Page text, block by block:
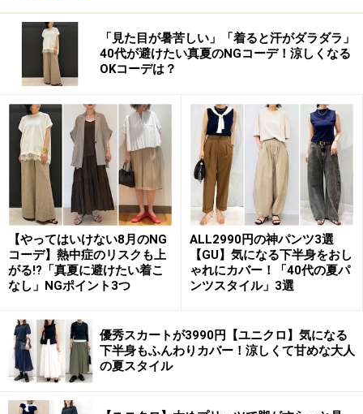
用していくうち、本体に使用感が出てくるのに対し、金
具はピカピカとしているので、アンバランスに見えやす
いです。またコーティングされている面積が大きいと、
一部が剥がれたり、傷ついてしまった時も目立ちやすい
というデメリットも。
プチプラの小物で金具が付いているものは、写真のユニ
クロバッグのようにゴールドやシルバーが光りすぎてい
ないマットなもの、金具が太く大きいものではなく、細
く小さいものを選ぶのがおすすめです。
2. トレンチコートなど仕立てが目立つもの
はチープに見えやすい
「見た目が暑苦しい」「着ると汗がダラダラ」
40代が避けたい真夏のNGコーデ！涼しくなる
OKコーデは？
【やってはいけない8月のNG
コーデ】熱中症のリスクも上
がる!?「真夏に避けたい着こ
なし」NGポイント3つ
ALL2990円の神パンツ3選
【GU】気になる下半身をおし
ゃれにカバー！「40代の夏パ
ンツスタイル」3選
優秀スカートが3990円【ユニクロ】気になる
下半身もふんわりカバー！涼しくて甘めな大人
の夏スタイル